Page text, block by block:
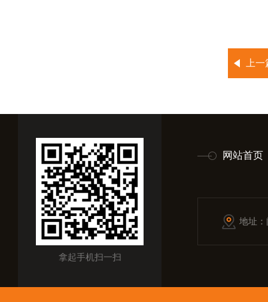
上
拿起手机扫一扫
网站首页
地址